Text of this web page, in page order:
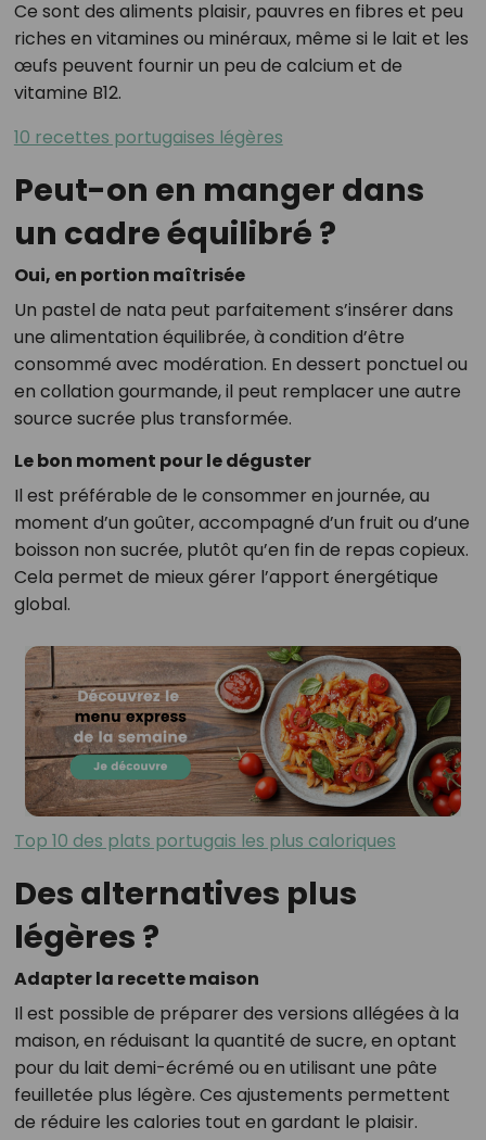
Ce sont des aliments plaisir, pauvres en fibres et peu
riches en vitamines ou minéraux, même si le lait et les
œufs peuvent fournir un peu de calcium et de
vitamine B12.
10 recettes portugaises légères
Peut-on en manger dans
un cadre équilibré ?
Oui, en portion maîtrisée
Un pastel de nata peut parfaitement s’insérer dans
une alimentation équilibrée, à condition d’être
consommé avec modération. En dessert ponctuel ou
en collation gourmande, il peut remplacer une autre
source sucrée plus transformée.
Le bon moment pour le déguster
Il est préférable de le consommer en journée, au
moment d’un goûter, accompagné d’un fruit ou d’une
boisson non sucrée, plutôt qu’en fin de repas copieux.
Cela permet de mieux gérer l’apport énergétique
global.
Top 10 des plats portugais les plus caloriques
Des alternatives plus
légères ?
Adapter la recette maison
Il est possible de préparer des versions allégées à la
maison, en réduisant la quantité de sucre, en optant
pour du lait demi-écrémé ou en utilisant une pâte
feuilletée plus légère. Ces ajustements permettent
de réduire les calories tout en gardant le plaisir.